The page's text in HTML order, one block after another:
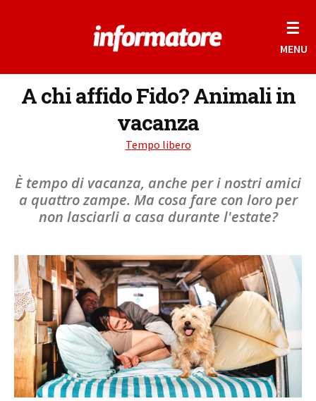
☰
MENU
A chi affido Fido? Animali in
vacanza
Tempo libero
È tempo di vacanza, anche per i nostri amici
a quattro zampe. Ma cosa fare con loro per
non lasciarli a casa durante l'estate?